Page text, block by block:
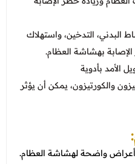
البدني، التدخين، واستهلاك
بهشاشة العظام.
الأمد بأدوية
والكورتيزون، يمكن أن يؤثر
أعراض واضحة لهشاشة العظام.